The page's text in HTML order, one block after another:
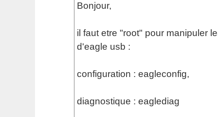
Bonjour,
il faut etre "root" pour manipuler
d'eagle usb :
configuration : eagleconfig,
diagnostique : eaglediag